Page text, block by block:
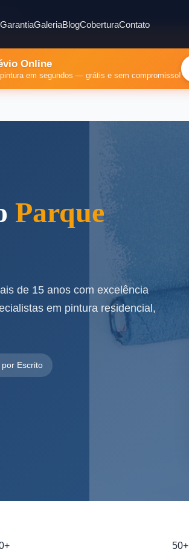
GarantiaGaleriaBlogCoberturaContato
Online
em segundos — grátis e sem compromisso!
Parque
de 15 anos com excelência
em pintura residencial,
Escrito
50+